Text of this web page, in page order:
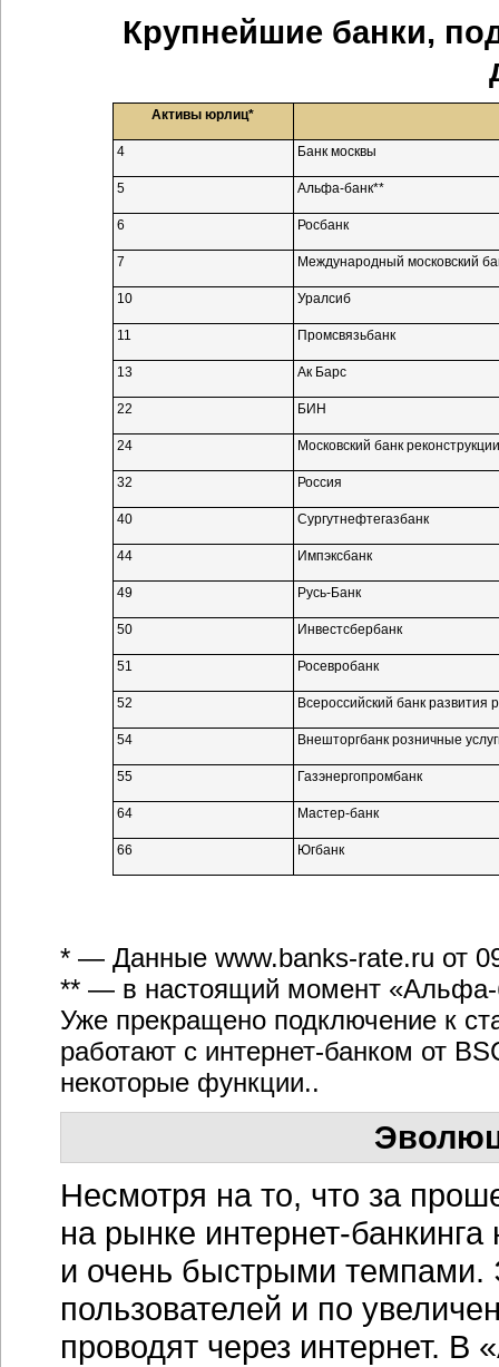
Крупнейшие банки,
Активы юрлиц*
4 Банк москвы
5 Альфа-банк**
6 Росбанк
7 Международный московский
10 Уралсиб
11 Промсвязьбанк
13 Ак Барс
22 БИН
24 Московский банк
32 Россия
40 Сургутнефтегазбанк
44 Импэксбанк
49 Русь-Банк
50 Инвестсбербанк
51 Росевробанк
52 Всероссийский банк развития
54 Внешторгбанк розничные
55 Газэнергопромбанк
64 Мастер-банк
66 Югбанк
* — Данные www.banks-rate.ru от
** — в настоящий момент «Альфа-
Уже прекращено подключение к
работают с интернет-банком от
некоторые функции..
Несмотря на то, что за
на рынке интернет-банкинга
и очень быстрыми темпами.
пользователей и по
проводят через интернет. В